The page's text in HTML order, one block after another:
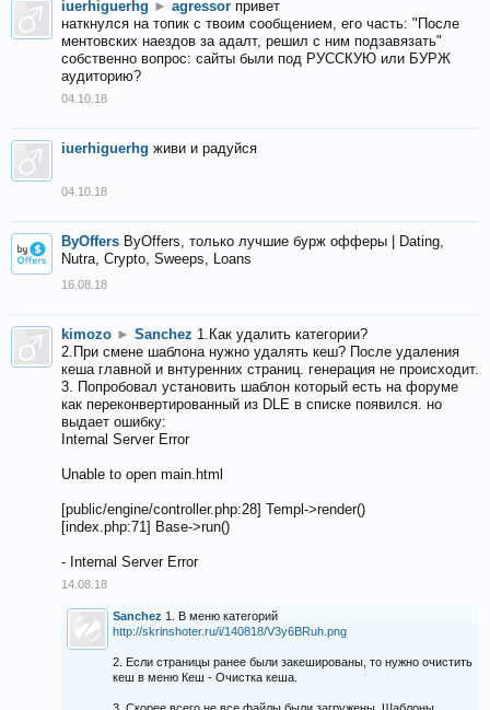
iuerhiguerhg ► agressor привет
наткнулся на топик с твоим сообщением, его часть: "После
ментовских наездов за адалт, решил с ним подзавязать"
собственно вопрос: сайты были под РУССКУЮ или БУРЖ
аудиторию?
04.10.18
iuerhiguerhg живи и радуйся
04.10.18
ByOffers ByOffers, только лучшие бурж офферы | Dating,
Nutra, Crypto, Sweeps, Loans
16.08.18
kimozo ► Sanchez 1.Как удалить категории?
2.При смене шаблона нужно удалять кеш? После удаления
кеша главной и внтуренних страниц. генерация не происходит.
3. Попробовал установить шаблон который есть на форуме
как переконвертированный из DLE в списке появился. но
выдает ошибку:
Internal Server Error
Unable to open main.html
[public/engine/controller.php:28] Templ->render()
[index.php:71] Base->run()
- Internal Server Error
14.08.18
Sanchez 1. В меню категорий
http://skrinshoter.ru/i/140818/V3y6BRuh.png
2. Если страницы ранее были закешированы, то нужно очистить
кеш в меню Кеш - Очистка кеша.